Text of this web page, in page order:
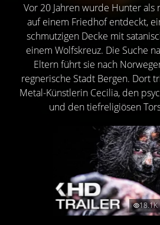
Vor 20 Jahren wurde Hunter als
auf einem Friedhof entdeckt,
schmutzigen Decke mit
einem Wolfskreuz. Die Suche
Eltern führt sie nach
regnerische Stadt Bergen. Dort
Metal-Künstlerin Cecilia, den
und den tiefreligiösen
18.1K